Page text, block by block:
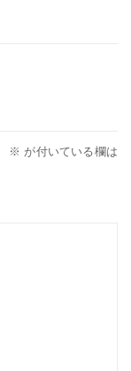
※ が付いている欄は